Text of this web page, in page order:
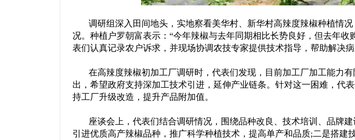
调研组深入田间地头，实地察看美华村、新华村高辣度辣椒种植情
况。种植户罗朝富表示：“今年辣椒与去年同期相比长势良好，但去年
表们认真记录农户诉求，并现场协调农技专家提供技术指导，帮助解决病
在高辣度辣椒初加工厂调研时，代表们发现，目前加工厂加工能力
出，希望政府支持深加工技术引进，延伸产业链条。针对这一困难，代
持工厂升级改造，提升产品附加值。
座谈会上，代表们结合调研情况，围绕品种改良、技术培训、品牌
引进优质高产辣椒品种，推广科学种植技术，提高单产和品质;二是搭